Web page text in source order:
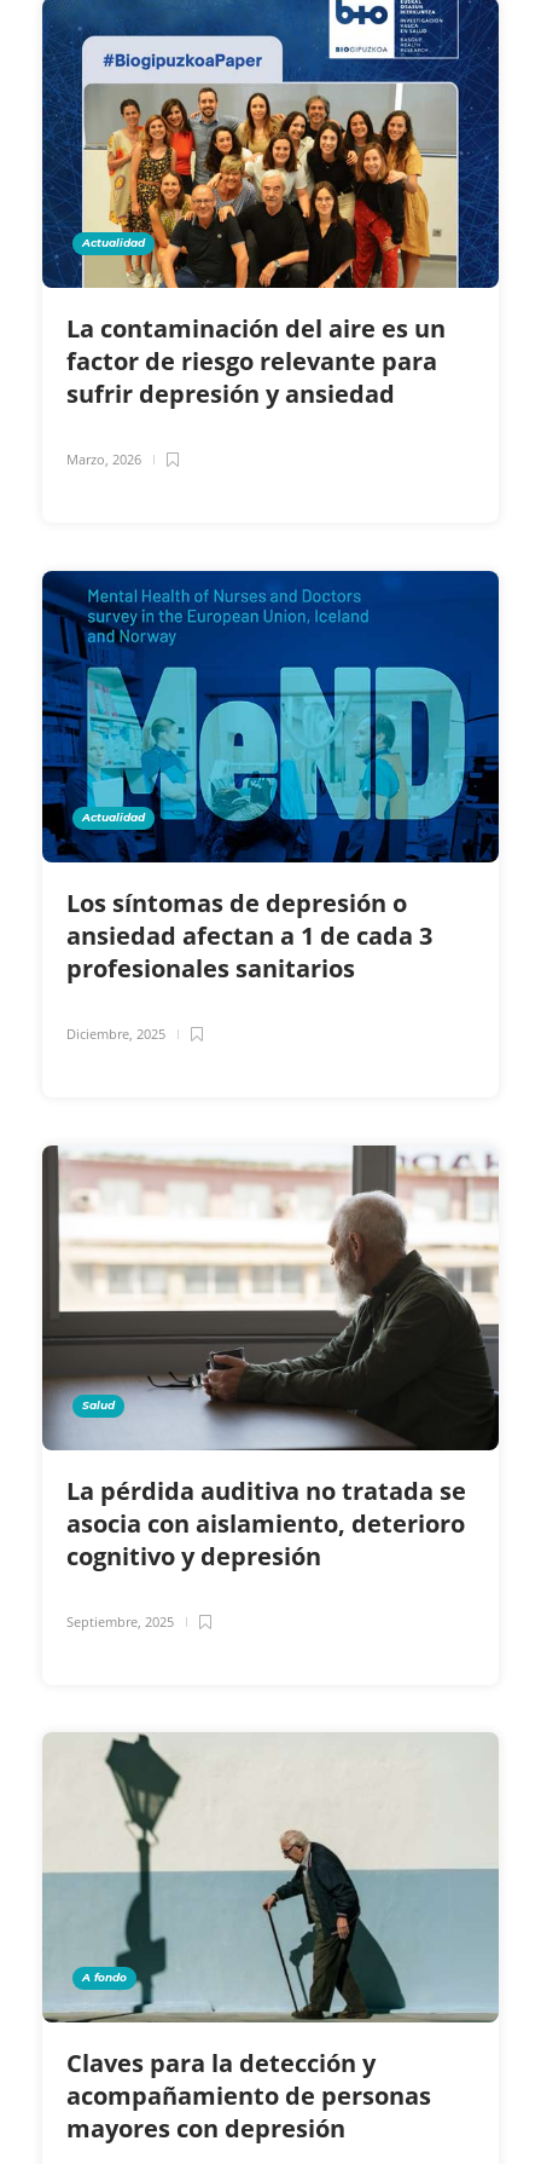
Actualidad
La contaminación del aire es un
factor de riesgo relevante para
sufrir depresión y ansiedad
Marzo, 2026
Actualidad
Los síntomas de depresión o
ansiedad afectan a 1 de cada 3
profesionales sanitarios
Diciembre, 2025
Salud
La pérdida auditiva no tratada se
asocia con aislamiento, deterioro
cognitivo y depresión
Septiembre, 2025
A fondo
Claves para la detección y
acompañamiento de personas
mayores con depresión